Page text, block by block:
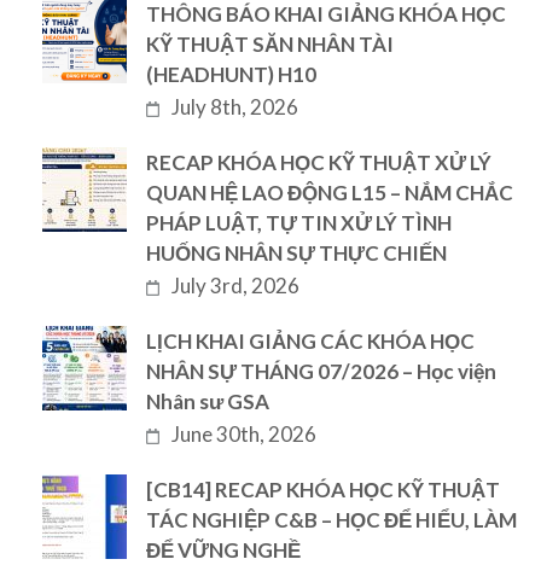
THÔNG BÁO KHAI GIẢNG KHÓA HỌC
KỸ THUẬT SĂN NHÂN TÀI
(HEADHUNT) H10
July 8th, 2026
RECAP KHÓA HỌC KỸ THUẬT XỬ LÝ
QUAN HỆ LAO ĐỘNG L15 – NẮM CHẮC
PHÁP LUẬT, TỰ TIN XỬ LÝ TÌNH
HUỐNG NHÂN SỰ THỰC CHIẾN
July 3rd, 2026
LỊCH KHAI GIẢNG CÁC KHÓA HỌC
NHÂN SỰ THÁNG 07/2026 – Học viện
Nhân sư GSA
June 30th, 2026
[CB14] RECAP KHÓA HỌC KỸ THUẬT
TÁC NGHIỆP C&B – HỌC ĐỂ HIỂU, LÀM
ĐỂ VỮNG NGHỀ